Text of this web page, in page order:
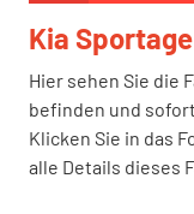
Kia Sportage
Hier sehen Sie die
befinden und
Klicken Sie in das
alle Details dieses